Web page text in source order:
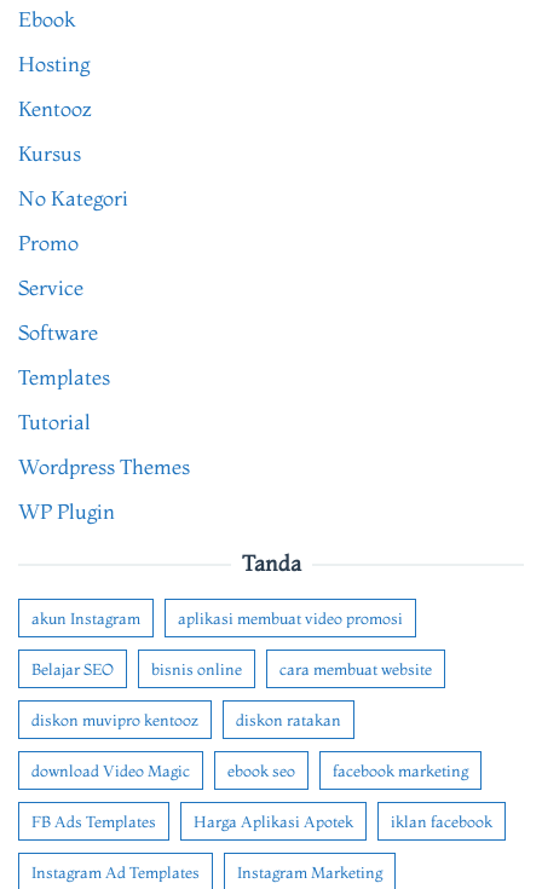
Ebook
Hosting
Kentooz
Kursus
No Kategori
Promo
Service
Software
Templates
Tutorial
Wordpress Themes
WP Plugin
Tanda
akun Instagram aplikasi membuat video promosi
Belajar SEO bisnis online cara membuat website
diskon muvipro kentooz diskon ratakan
download Video Magic ebook seo facebook marketing
FB Ads Templates Harga Aplikasi Apotek iklan facebook
Instagram Ad Templates Instagram Marketing